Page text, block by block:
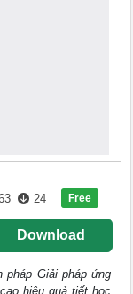
24 Free
Download
pháp Giải pháp ứng
hiệu quả tiết học